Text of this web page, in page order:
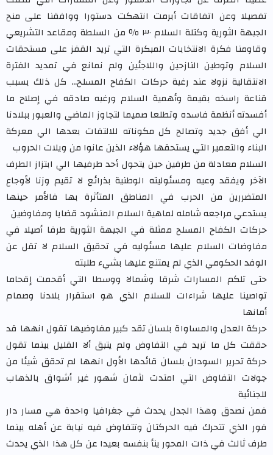
تفصيلا وعن اتفاقات أبرمت انتهكت دستورا ووافقنا على منح
الجبهة الثورية وكتلة السلام ٣٠ ٪ من السلطة ومقاعد التشريعي
وقاومنا فكرة الانتخابات المبكرة التي تريد القفز على مستحقات
السلام وتوطين النازحين واللاجئين ولم نمانع في تمديد الفترة
الانتقالية نزولا عند رغبة حركات الكفاح المسلح... كل ذلك بسبب
قناعة راسخه بقيمة وأهمية السلام ورغبه صادقه في إصلاح ما
أفسدته أنظمة فاسده وتطلعا صميما لتجاوز الماضي والعبور ببلادنا
الي أفق جديد وتصالح كل مكوناته للالتفات بعدها الي معركة
البناء والتعمير التي يستحقها هؤلاء الذين عانوا من ويلات الحروب
السلام معادلة من طرفين حين يتحول أحد طرفيها الي ابتزاز الطرف
الآخر ويفقد وعيه ومسئوليته الوطنية بذرائع لا تقيم وزنا لأوجاع
المتضررين من الحرب في المناطق المتأثرة بها فالأمر حينها
يستدعي مراجعه شامله لماهية السلام المنشود قضايا ومفاوضين
حركات الكفاح المسلح ممثلة في الجبهة الثورية طرفا أصيلا في
مفاوضات السلام عليها مسئوليه في تحقيق السلام لا تقل عن
الوفد الحكومي الذي لم يمتنع عليها بشيء طلبته
حتى تلكم المسارات شرقا وشمالا ووسطا التي أقحمت إقحاما
تواصينا عليها شراءات للسلام الذي هو استقرار بلادنا وصمام
أمانها
حركة العدل والمساواة بلسان تقد كبير مفاوضيها تقول انهها قد
حققت كل ما تريد في التفاوض ولم يتبق ألا القليل بينما تقول
حركة تحرير السودان بلسان قائدها الأول انهها لم تحقق شيئا من
جولات التفاوض التي امتدت لثمان شهور غير أشواق بالذهاب
للجنائية
فمن نصدق وهذا الجدل يحدث في جغرافيا واحدة هي مسار دار
فور الذي تتحرك فيه الحركتان وتتفاوض فيه نيابة عن أهله بينما
طرف ثالث في ذات المحور ينأ بنفسه بعيدا عن كل هذا الذي يحدث